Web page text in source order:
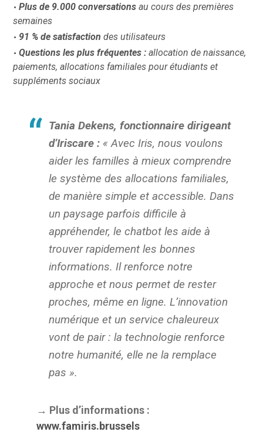
Plus de 9.000 conversations au cours des premières
semaines
91 % de satisfaction des utilisateurs
Questions les plus fréquentes :allocation de naissance,
paiements, allocations familiales pour étudiants et
suppléments sociaux
Tania Dekens, fonctionnaire dirigeant
d’Iriscare : « Avec Iris, nous voulons
aider les familles à mieux comprendre
le système des allocations familiales,
de manière simple et accessible. Dans
un paysage parfois difficile à
appréhender, le chatbot les aide à
trouver rapidement les bonnes
informations. Il renforce notre
approche et nous permet de rester
proches, même en ligne. L’innovation
numérique et un service chaleureux
vont de pair : la technologie renforce
notre humanité, elle ne la remplace
pas ».
→ Plus d’informations :
www.famiris.brussels